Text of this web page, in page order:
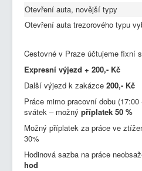
Otevření auta, novější typy
Otevření auta trezorového typu
Cestovné v Praze účtujeme fixní
Expresní výjezd + 200,- Kč
Další výjezd k zakázce 200,- Kč
Práce mimo pracovní dobu
svátek – možný příplatek 50 %
Možný příplatek za práce ve
30%
Hodinová sazba na práce
hod